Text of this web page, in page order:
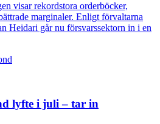
visar rekordstora orderböcker,
marginaler. Enligt förvaltarna
Heidari går nu försvarssektorn in i en
lyfte i juli – tar in